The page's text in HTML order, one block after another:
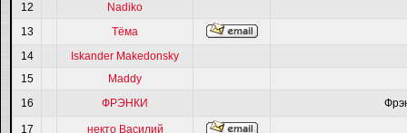
12
Nadiko
13
Тёма
14
Iskander Makedonsky
15
Maddy
16
ФРЭНКИ
17 некто Василий